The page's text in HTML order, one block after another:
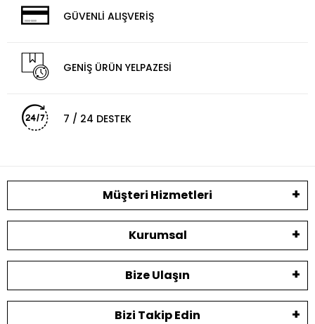
GÜVENLİ ALIŞVERİŞ
GENİŞ ÜRÜN YELPAZESİ
7 / 24 DESTEK
Müşteri Hizmetleri
Kurumsal
Bize Ulaşın
Bizi Takip Edin